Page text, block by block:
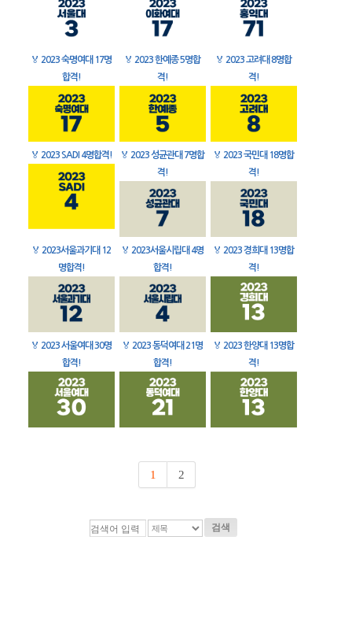
🏅 2023 숙명여대 17명
합격!
🏅 2023 한예종 5명합
격!
🏅 2023 고려대 8명합
격!
🏅 2023 SADI 4명합격! 🏅 2023 성균관대 7명합
격!
🏅 2023 국민대 18명합
격!
🏅 2023서울과기대 12
명합격!
🏅 2023서울시립대 4명
합격!
🏅 2023 경희대 13명합
격!
🏅 2023 서울여대 30명
합격!
🏅 2023 동덕여대 21명
합격!
🏅 2023 한양대 13명합
격!
1 2
검색